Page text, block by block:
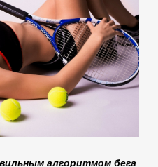
алгоритмом бега